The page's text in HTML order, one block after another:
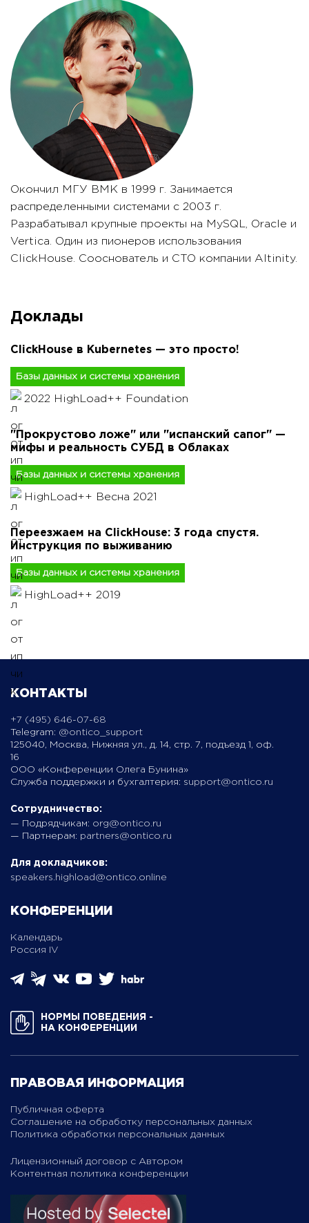
Окончил МГУ ВМК в 1999 г. Занимается
распределенными системами с 2003 г.
Разрабатывал крупные проекты на MySQL, Oracle и
Vertica. Один из пионеров использования
ClickHouse. Сооснователь и CTO компании Altinity.
Доклады
ClickHouse в Kubernetes — это просто!
Базы данных и системы хранения
2022 HighLoad++ Foundation
"Прокрустово ложе" или "испанский сапог" —
мифы и реальность СУБД в Облаках
Базы данных и системы хранения
HighLoad++ Весна 2021
Переезжаем на ClickHouse: 3 года спустя.
Инструкция по выживанию
Базы данных и системы хранения
HighLoad++ 2019
КОНТАКТЫ
+7 (495) 646-07-68
Telegram: @ontico_support
125040, Москва, Нижняя ул., д. 14, стр. 7, подъезд 1, оф.
16
ООО «Конференции Олега Бунина»
Служба поддержки и бухгалтерия: support@ontico.ru
Сотрудничество:
— Подрядчикам: org@ontico.ru
— Партнерам: partners@ontico.ru
Для докладчиков:
speakers.highload@ontico.online
КОНФЕРЕНЦИИ
Календарь
Россия IV
НОРМЫ ПОВЕДЕНИЯ ­
НА КОНФЕРЕНЦИИ
ПРАВОВАЯ ИНФОРМАЦИЯ
Публичная оферта
Соглашение на обработку персональных данных
Политика обработки персональных данных
Лицензионный договор с Автором
Контентная политика конференции